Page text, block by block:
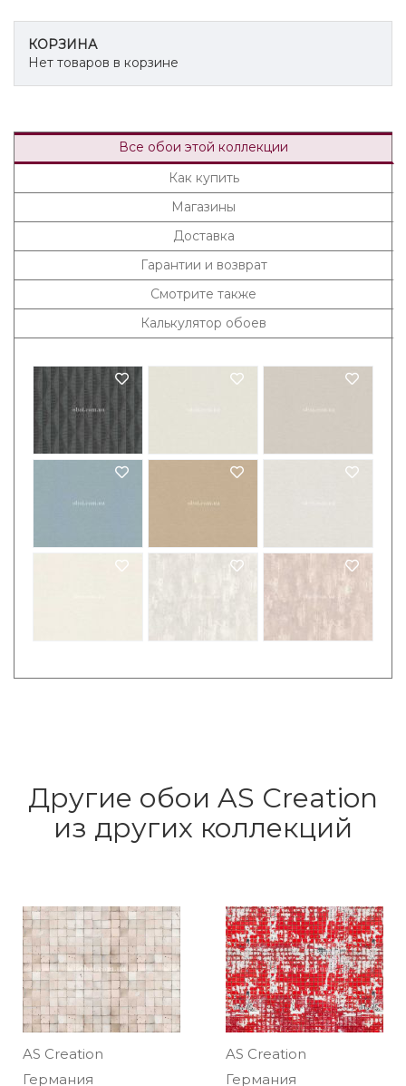
КОРЗИНА
Нет товаров в корзине
Все обои этой коллекции
Как купить
Магазины
Доставка
Гарантии и возврат
Смотрите также
Калькулятор обоев
Другие обои AS Creation
из других коллекций
AS Creation
Германия
AS Creation
Германия